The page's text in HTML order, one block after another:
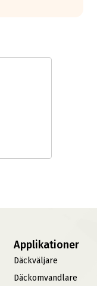
Applikationer
Däckväljare
Däckomvandlare